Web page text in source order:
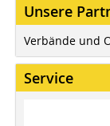
Unsere
Verbände und
Service